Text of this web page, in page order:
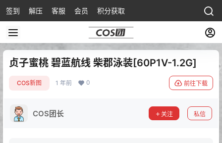
签到 解压 客服 会员 积分获取
贞子蜜桃 碧蓝航线 柴郡泳装[60P1V-1.2G]
COS新图 1 年前 0 前往下载
COS团长 关注 私信